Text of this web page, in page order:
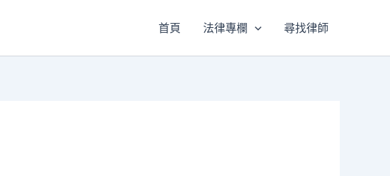
首頁 法律專欄 尋找律師